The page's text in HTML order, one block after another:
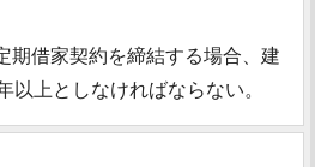
借家契約を締結する場合、建
以上としなければならない。